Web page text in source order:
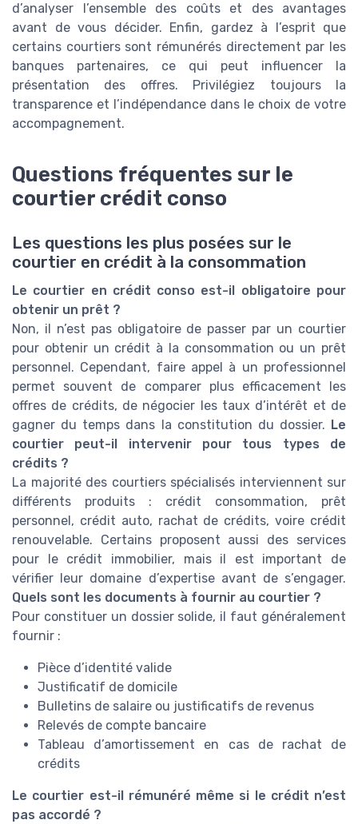
d’analyser l’ensemble des coûts et des avantages
avant de vous décider. Enfin, gardez à l’esprit que
certains courtiers sont rémunérés directement par les
banques partenaires, ce qui peut influencer la
présentation des offres. Privilégiez toujours la
transparence et l’indépendance dans le choix de votre
accompagnement.
Questions fréquentes sur le
courtier crédit conso
Les questions les plus posées sur le
courtier en crédit à la consommation
Le courtier en crédit conso est-il obligatoire pour
obtenir un prêt ?
Non, il n’est pas obligatoire de passer par un courtier
pour obtenir un crédit à la consommation ou un prêt
personnel. Cependant, faire appel à un professionnel
permet souvent de comparer plus efficacement les
offres de crédits, de négocier les taux d’intérêt et de
gagner du temps dans la constitution du dossier. Le
courtier peut-il intervenir pour tous types de
crédits ?
La majorité des courtiers spécialisés interviennent sur
différents produits : crédit consommation, prêt
personnel, crédit auto, rachat de crédits, voire crédit
renouvelable. Certains proposent aussi des services
pour le crédit immobilier, mais il est important de
vérifier leur domaine d’expertise avant de s’engager.
Quels sont les documents à fournir au courtier ?
Pour constituer un dossier solide, il faut généralement
fournir :
Pièce d’identité valide
Justificatif de domicile
Bulletins de salaire ou justificatifs de revenus
Relevés de compte bancaire
Tableau d’amortissement en cas de rachat de
crédits
Le courtier est-il rémunéré même si le crédit n’est
pas accordé ?